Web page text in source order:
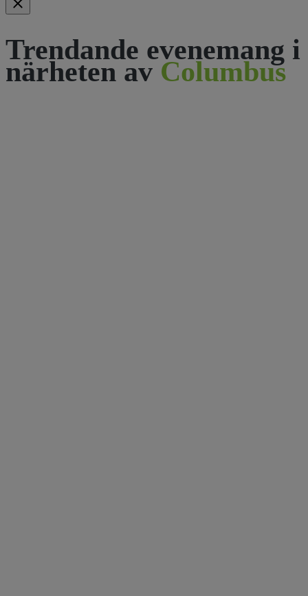
Trendande evenemang i
närheten av Columbus